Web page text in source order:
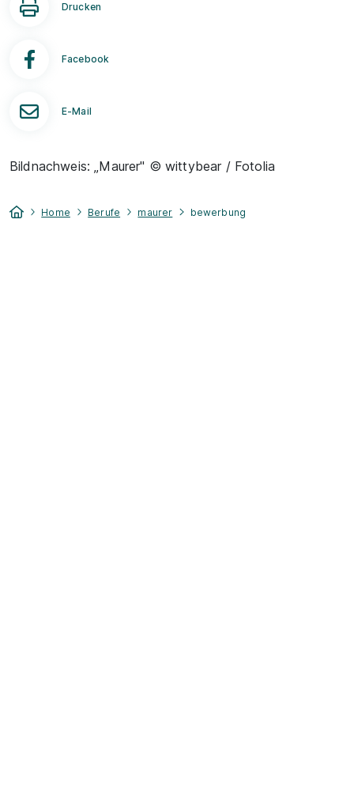
Drucken
Facebook
E-Mail
Bildnachweis: „Maurer" © wittybear / Fotolia
Home Berufe maurer bewerbung